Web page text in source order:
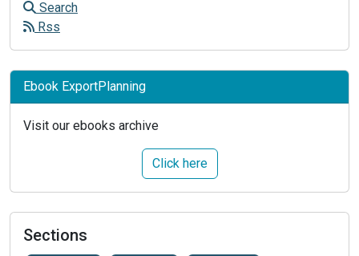
Search
Rss
Ebook ExportPlanning
Visit our ebooks archive
Click here
Sections